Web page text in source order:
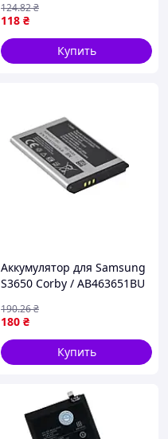
118 ₴
124.82₴
Купить
Аккумулятор для Samsung
S3650 Corby / AB463651BU
180 ₴
190.26₴
Купить